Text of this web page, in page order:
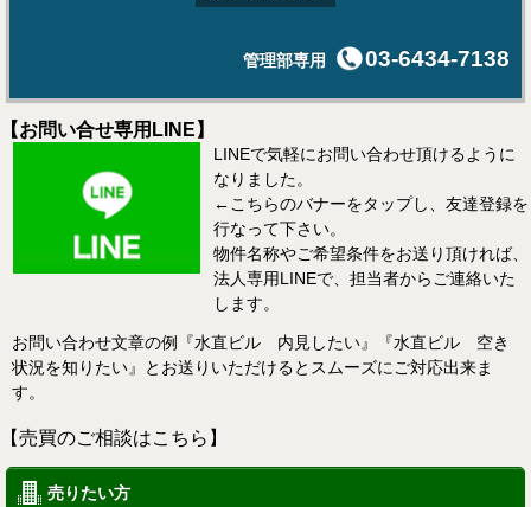
管理部専用 03-6434-7138
【お問い合せ専用LINE】
LINEで気軽にお問い合わせ頂けるように
なりました。
←こちらのバナーをタップし、友達登録を
行なって下さい。
物件名称やご希望条件をお送り頂ければ、
法人専用LINEで、担当者からご連絡いた
します。
お問い合わせ文章の例『水直ビル 内見したい』『水直ビル 空き
状況を知りたい』とお送りいただけるとスムーズにご対応出来ま
す。
【売買のご相談はこちら】
売りたい方